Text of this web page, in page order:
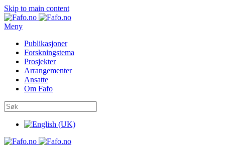
Skip to main content
Meny
Publikasjoner
Forskningstema
Prosjekter
Arrangementer
Ansatte
Om Fafo